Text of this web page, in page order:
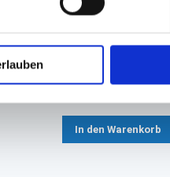
In den Warenkorb